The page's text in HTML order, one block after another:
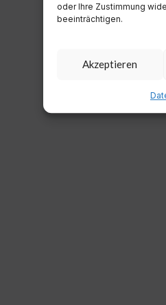
oder Ihre Zustimmung
beeinträchtigen.
Akzeptieren